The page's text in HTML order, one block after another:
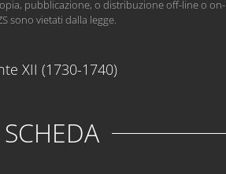
pubblicazione, o distribuzione off-line o
sono vietati dalla legge.
XII (1730-1740)
SCHEDA